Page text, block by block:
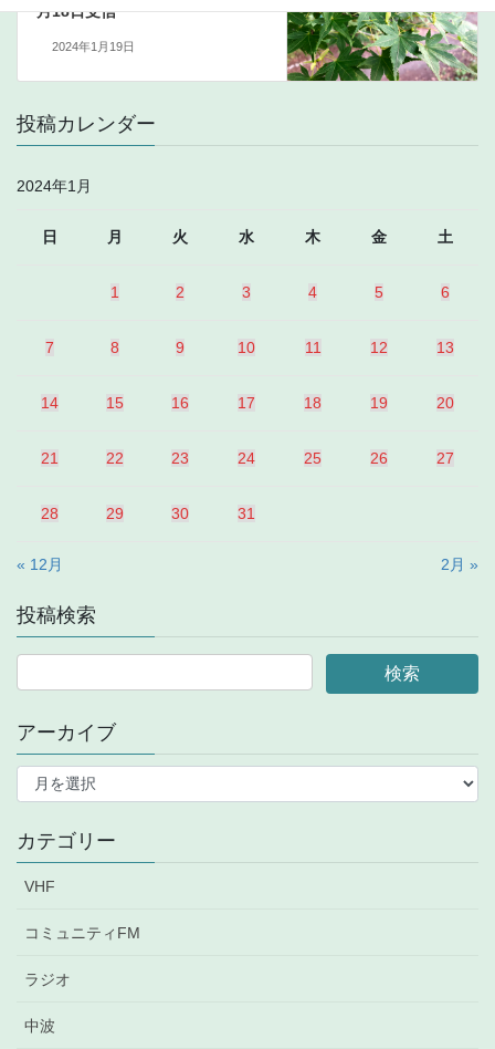
月18日受信
2024年1月19日
投稿カレンダー
2024年1月
日 月 火 水 木 金 土
1 2 3 4 5 6
7 8 9 10 11 12 13
14 15 16 17 18 19 20
21 22 23 24 25 26 27
28 29 30 31
« 12月 2月 »
投稿検索
アーカイブ
ア
イ
カテゴリー
VHF
コミュニティFM
ラジオ
中波